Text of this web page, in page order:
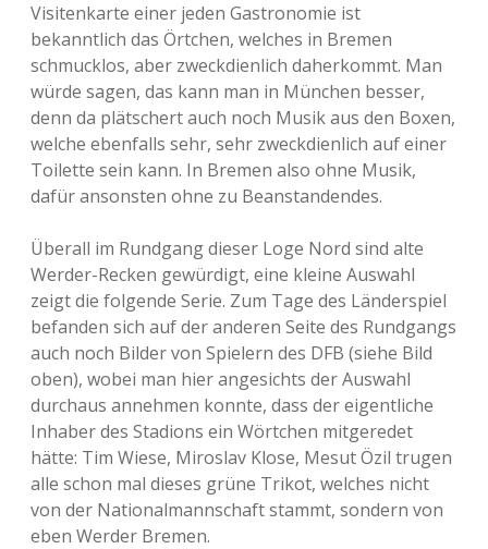
Visitenkarte einer jeden Gastronomie ist
bekanntlich das Örtchen, welches in Bremen
schmucklos, aber zweckdienlich daherkommt. Man
würde sagen, das kann man in München besser,
denn da plätschert auch noch Musik aus den Boxen,
welche ebenfalls sehr, sehr zweckdienlich auf einer
Toilette sein kann. In Bremen also ohne Musik,
dafür ansonsten ohne zu Beanstandendes.
Überall im Rundgang dieser Loge Nord sind alte
Werder-Recken gewürdigt, eine kleine Auswahl
zeigt die folgende Serie. Zum Tage des Länderspiel
befanden sich auf der anderen Seite des Rundgangs
auch noch Bilder von Spielern des DFB (siehe Bild
oben), wobei man hier angesichts der Auswahl
durchaus annehmen konnte, dass der eigentliche
Inhaber des Stadions ein Wörtchen mitgeredet
hätte: Tim Wiese, Miroslav Klose, Mesut Özil trugen
alle schon mal dieses grüne Trikot, welches nicht
von der Nationalmannschaft stammt, sondern von
eben Werder Bremen.